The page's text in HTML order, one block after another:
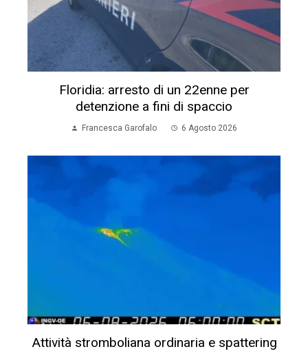
Floridia: arresto di un 22enne per
detenzione a fini di spaccio
Francesca Garofalo 6 Agosto 2026
Attività stromboliana ordinaria e spattering